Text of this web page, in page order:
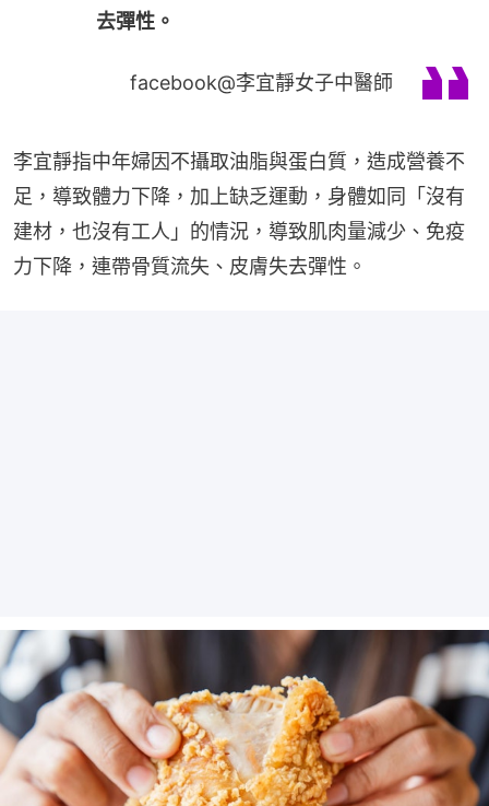
去彈性。
facebook@李宜靜女子中醫師
李宜靜指中年婦因不攝取油脂與蛋白質，造成營養不
足，導致體力下降，加上缺乏運動，身體如同「沒有
建材，也沒有工人」的情況，導致肌肉量減少、免疫
力下降，連帶骨質流失、皮膚失去彈性。